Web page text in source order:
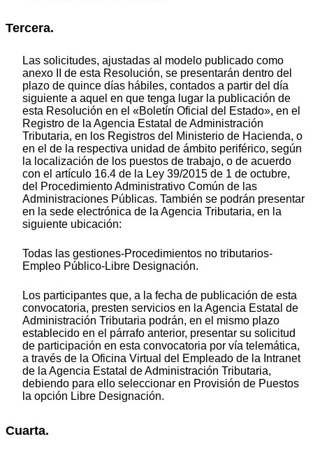
Tercera.
Las solicitudes, ajustadas al modelo publicado como
anexo II de esta Resolución, se presentarán dentro del
plazo de quince días hábiles, contados a partir del día
siguiente a aquel en que tenga lugar la publicación de
esta Resolución en el «Boletín Oficial del Estado», en el
Registro de la Agencia Estatal de Administración
Tributaria, en los Registros del Ministerio de Hacienda, o
en el de la respectiva unidad de ámbito periférico, según
la localización de los puestos de trabajo, o de acuerdo
con el artículo 16.4 de la Ley 39/2015 de 1 de octubre,
del Procedimiento Administrativo Común de las
Administraciones Públicas. También se podrán presentar
en la sede electrónica de la Agencia Tributaria, en la
siguiente ubicación:
Todas las gestiones-Procedimientos no tributarios-
Empleo Público-Libre Designación.
Los participantes que, a la fecha de publicación de esta
convocatoria, presten servicios en la Agencia Estatal de
Administración Tributaria podrán, en el mismo plazo
establecido en el párrafo anterior, presentar su solicitud
de participación en esta convocatoria por vía telemática,
a través de la Oficina Virtual del Empleado de la Intranet
de la Agencia Estatal de Administración Tributaria,
debiendo para ello seleccionar en Provisión de Puestos
la opción Libre Designación.
Cuarta.